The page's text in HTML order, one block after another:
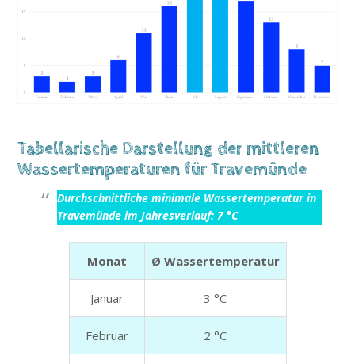
Tabellarische Darstellung der mittleren
Wassertemperaturen für Travemünde
Durchschnittliche minimale Wassertemperatur in
Travemünde im Jahresverlauf: 7 °C
Monat Ø Wassertemperatur
Januar 3 °C
Februar 2 °C